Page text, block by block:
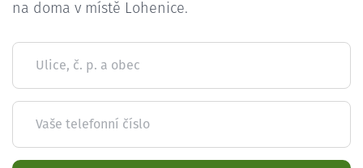
na doma v místě Lohenice.
Ulice, č. p. a obec
Vaše telefonní číslo